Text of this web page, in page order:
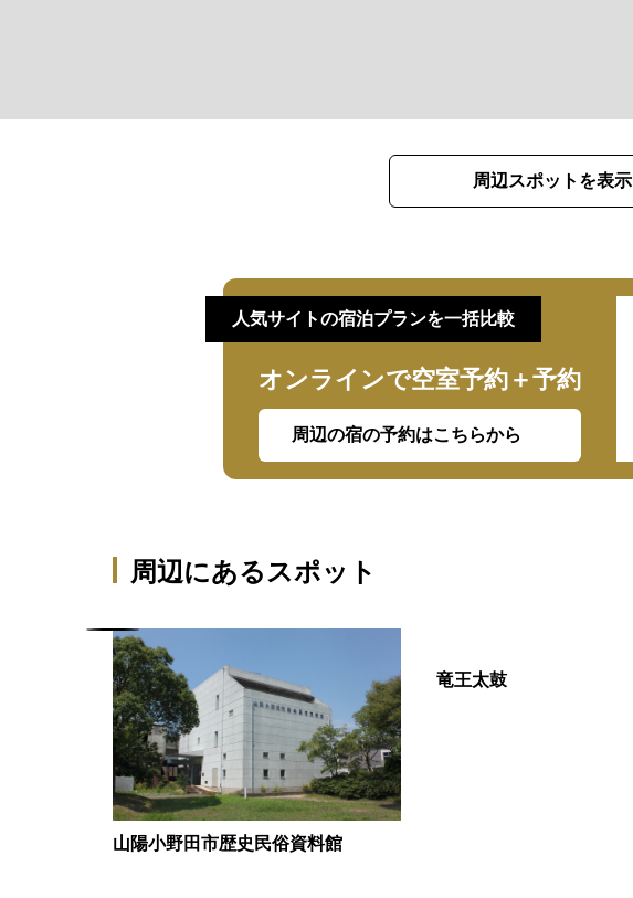
周辺スポットを表示
人気サイトの宿泊プランを一括比較
オンラインで空室予約＋予約
周辺の宿の予約はこちらから
周辺にあるスポット
山陽小野田市歴史民俗資料館
竜王太鼓